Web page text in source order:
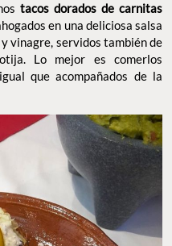
tacos dorados de carnitas
en una deliciosa salsa
vinagre, servidos también de
Lo mejor es comerlos
que acompañados de la